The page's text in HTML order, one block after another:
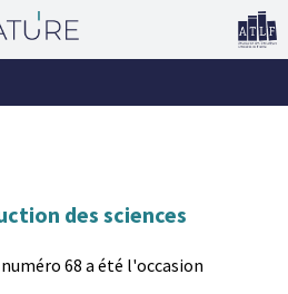
des sciences
68 a été l'occasion